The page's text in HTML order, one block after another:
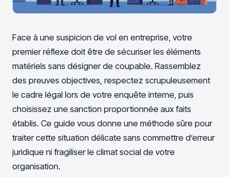
Face à une suspicion de vol en entreprise, votre
premier réflexe doit être de sécuriser les éléments
matériels sans désigner de coupable. Rassemblez
des preuves objectives, respectez scrupuleusement
le cadre légal lors de votre enquête interne, puis
choisissez une sanction proportionnée aux faits
établis. Ce guide vous donne une méthode sûre pour
traiter cette situation délicate sans commettre d’erreur
juridique ni fragiliser le climat social de votre
organisation.